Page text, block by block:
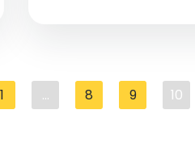
1 ... 8 9 10